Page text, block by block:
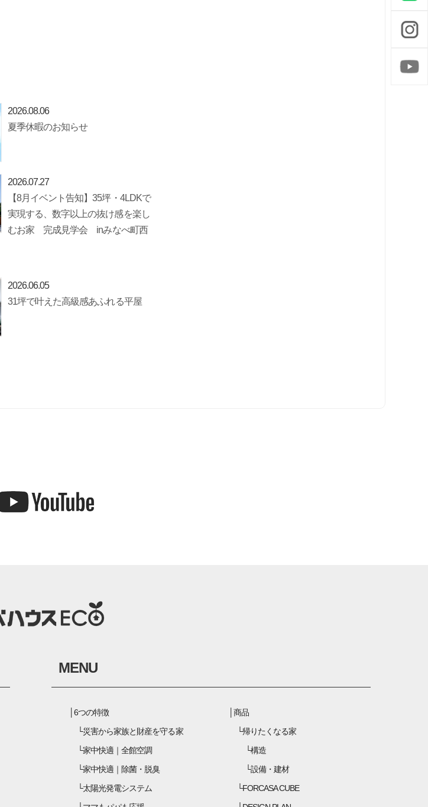
2026.08.06
夏季休暇のお知らせ
2026.07.27
【8月イベント告知】35坪・4LDKで
実現する、数字以上の抜け感を楽し
むお家 完成見学会 inみなべ町西
2026.06.05
31坪で叶えた高級感あふれる平屋
MENU
6つの特徴
災害から家族と財産を守る家
家中快適｜全館空調
家中快適｜除菌・脱臭
太陽光発電システム
商品
帰りたくなる家
構造
設備・建材
FORCASA CUBE